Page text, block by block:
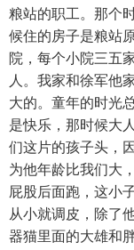
粮站的职工。那个
候住的房子是粮站
院，每个小院三五
人。我家和徐军他
大的。童年的时光总
是快乐，那时候大
们这片的孩子头，因
为他年龄比我们大
屁股后面跑，这小
从小就调皮，除了
器猫里面的大雄和